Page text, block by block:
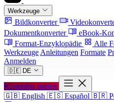
Werkzeuge
Bildkonverter
Dokumentkonverter
eBook-
Format-Enzyklopädie
Alle
Werkzeuge Anleitungen Formate
Anmelden
🇩🇪 DE
Kostenlos starten
🇬🇧 English 🇪🇸 Español 🇧🇷